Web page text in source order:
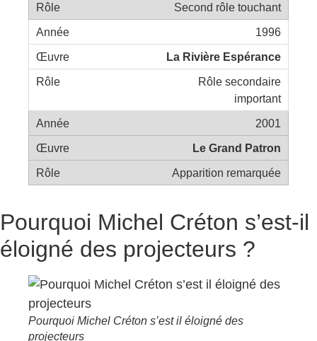
Second rôle touchant
1996
La Rivière Espérance
Rôle secondaire
important
2001
Le Grand Patron
Apparition remarquée
Pourquoi Michel Créton s’est-il
éloigné des projecteurs ?
Pourquoi Michel Créton s’est il éloigné des
projecteurs